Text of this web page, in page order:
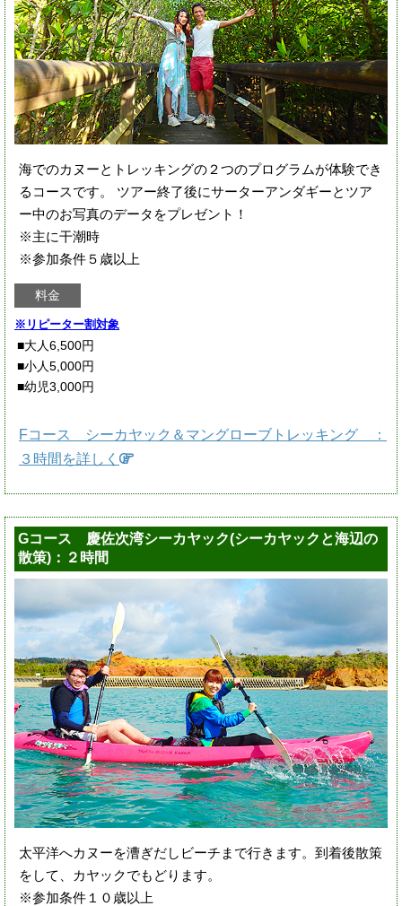
海でのカヌーとトレッキングの２つのプログラムが体験でき
るコースです。 ツアー終了後にサーターアンダギーとツア
ー中のお写真のデータをプレゼント！
※主に干潮時
※参加条件５歳以上
料金
※リピーター割対象
■大人6,500円
■小人5,000円
■幼児3,000円
Fコース シーカヤック＆マングローブトレッキング ：
３時間を詳しく
Gコース 慶佐次湾シーカヤック(シーカヤックと海辺の
散策)：２時間
太平洋へカヌーを漕ぎだしビーチまで行きます。到着後散策
をして、カヤックでもどります。
※参加条件１０歳以上